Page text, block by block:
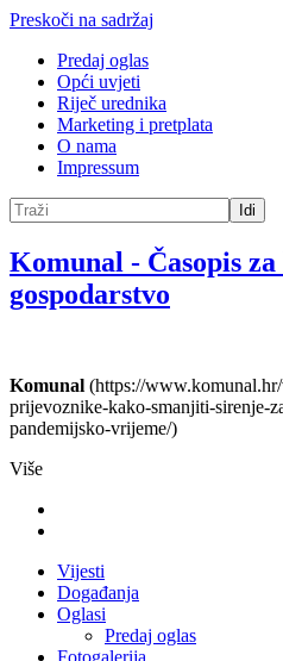
Preskoči na sadržaj
Predaj oglas
Opći uvjeti
Riječ urednika
Marketing i pretplata
O nama
Impressum
Idi
Komunal - Časopis
gospodarstvo
Komunal (https://
prijevoznike-kako-smanjiti-sirenje-
pandemijsko-vrijeme/)
Više
Vijesti
Događanja
Oglasi
Predaj oglas
Fotogalerija